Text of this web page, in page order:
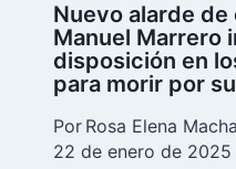
Nuevo alarde
Manuel Marrero
disposición en
para morir por
Por Rosa Elena
22 de enero de 2025